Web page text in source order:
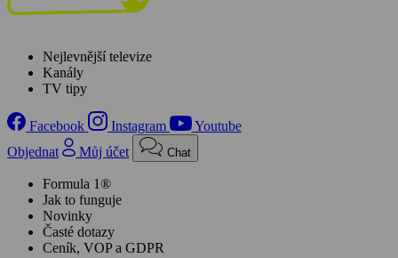
Nejlevnější televize
Kanály
TV tipy
Facebook Instagram
Youtube
Objednat
Můj účet Chat
Formula 1®
Jak to funguje
Novinky
Časté dotazy
Ceník, VOP a GDPR